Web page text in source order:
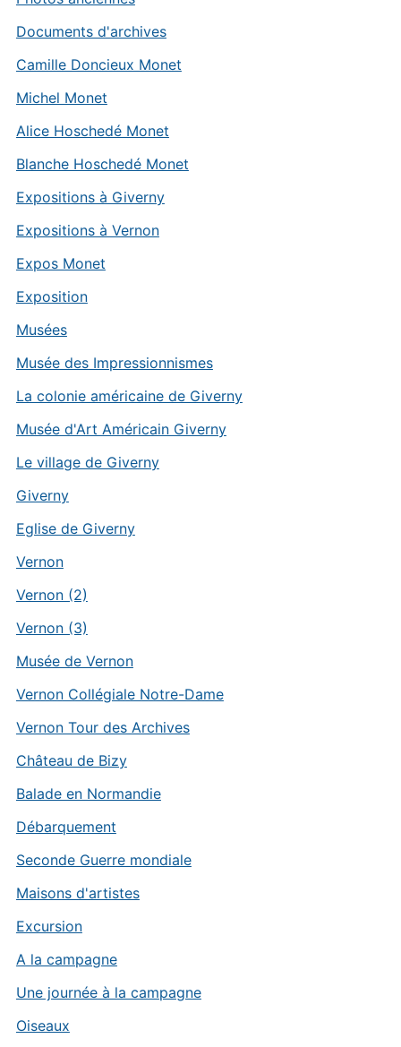
Documents d'archives
Camille Doncieux Monet
Michel Monet
Alice Hoschedé Monet
Blanche Hoschedé Monet
Expositions à Giverny
Expositions à Vernon
Expos Monet
Exposition
Musées
Musée des Impressionnismes
La colonie américaine de Giverny
Musée d'Art Américain Giverny
Le village de Giverny
Giverny
Eglise de Giverny
Vernon
Vernon (2)
Vernon (3)
Musée de Vernon
Vernon Collégiale Notre-Dame
Vernon Tour des Archives
Château de Bizy
Balade en Normandie
Débarquement
Seconde Guerre mondiale
Maisons d'artistes
Excursion
A la campagne
Une journée à la campagne
Oiseaux